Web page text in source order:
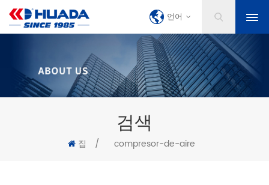
언어
검색
집 / compresor-de-aire